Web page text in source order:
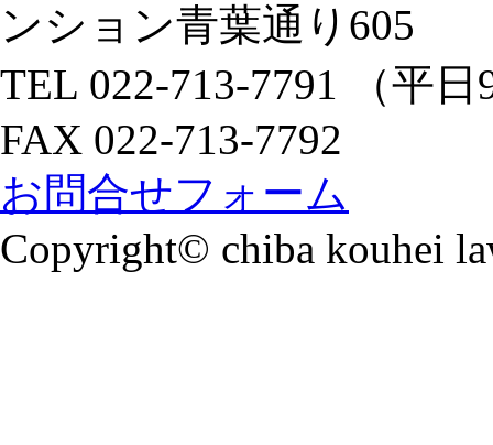
ンション青葉通り605
TEL 022-713-7791 （平
FAX 022-713-7792
お問合せフォーム
Copyright© chiba kouhei